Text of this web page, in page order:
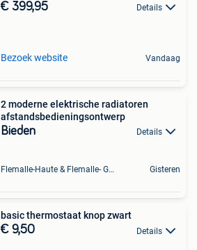
€ 399,95 Details
Bezoek website Vandaag
2 moderne elektrische radiatoren
afstandsbedieningsontwerp
Bieden Details
Flemalle-Haute & Flemalle- Grande & Partie Awirs Gisteren
basic thermostaat knop zwart
€ 9,50 Details